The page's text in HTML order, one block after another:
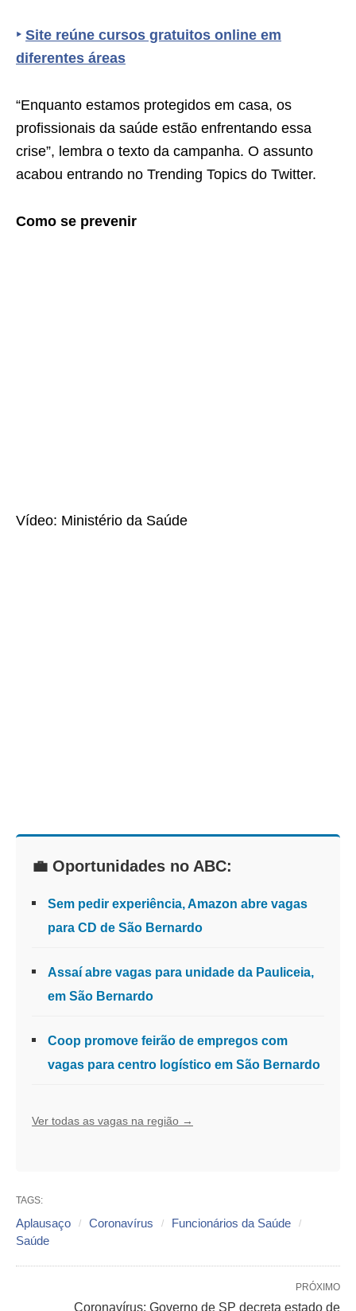
‣ Site reúne cursos gratuitos online em
diferentes áreas
“Enquanto estamos protegidos em casa, os
profissionais da saúde estão enfrentando essa
crise”, lembra o texto da campanha. O assunto
acabou entrando no Trending Topics do Twitter.
Como se prevenir
Vídeo: Ministério da Saúde
💼 Oportunidades no ABC:
Sem pedir experiência, Amazon abre vagas
para CD de São Bernardo
Assaí abre vagas para unidade da Pauliceia,
em São Bernardo
Coop promove feirão de empregos com
vagas para centro logístico em São Bernardo
Ver todas as vagas na região →
TAGS:
Aplausaço Coronavírus
Funcionários da Saúde
Saúde
PRÓXIMO
Coronavírus: Governo de SP decreta estado de